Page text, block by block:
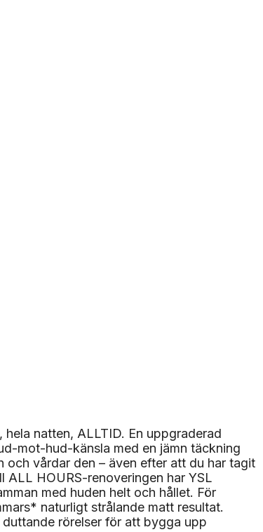
natten, ALLTID. En uppgraderad
mot-hud-känsla med en jämn täckning
och vårdar den – även efter att du har tagit
HOURS-renoveringen har YSL
med huden helt och hållet. För
naturligt strålande matt resultat.
rörelser för att bygga upp